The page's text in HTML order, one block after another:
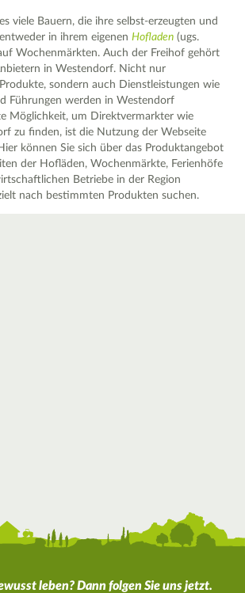
viele Bauern, die ihre selbst-erzeugten und
in ihrem eigenenHofladen (ugs.
Wochenmärkten. Auch der Freihof gehört
in Westendorf. Nicht nur
sondern auch Dienstleistungen wie
Führungen werden in Westendorf
Möglichkeit, um Direktvermarkter wie
zu finden, ist die Nutzung der Webseite
können Sie sich über das Produktangebot
der Hofläden, Wochenmärkte, Ferienhöfe
Betriebe in der Region
nach bestimmten Produkten suchen.
leben? Dann folgen Sie uns jetzt.